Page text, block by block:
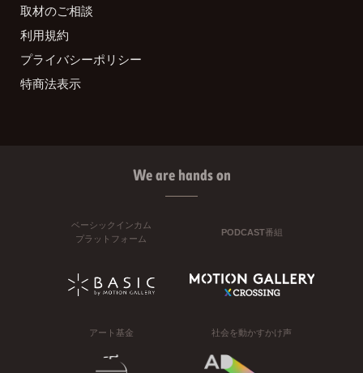
取材のご相談
利用規約
プライバシーポリシー
特商法表示
We are hands on
ベーシックインカム
プラットフォーム
PODCAST番組
アート基金 社会を動かすかけ声